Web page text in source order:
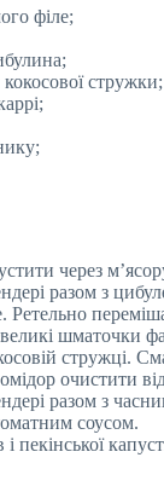
філе;
стружки;
через
разом з
Ретельно
шматочки
стружці.
очистити
разом з
соусом.
пекінської